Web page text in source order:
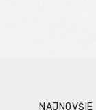
NAJNOVŠIE